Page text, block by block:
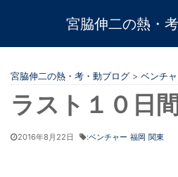
宮脇伸二の熱・
宮脇伸二の熱・考・動ブログ > ベンチ
ラスト１０日間
2016年8月22日 :ベンチャー 福岡 関東